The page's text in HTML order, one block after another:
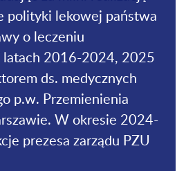
polityki lekowej państwa
o leczeniu
latach 2016-2024, 2025
ds. medycznych
p.w. Przemienienia
W okresie 2024-
prezesa zarządu PZU